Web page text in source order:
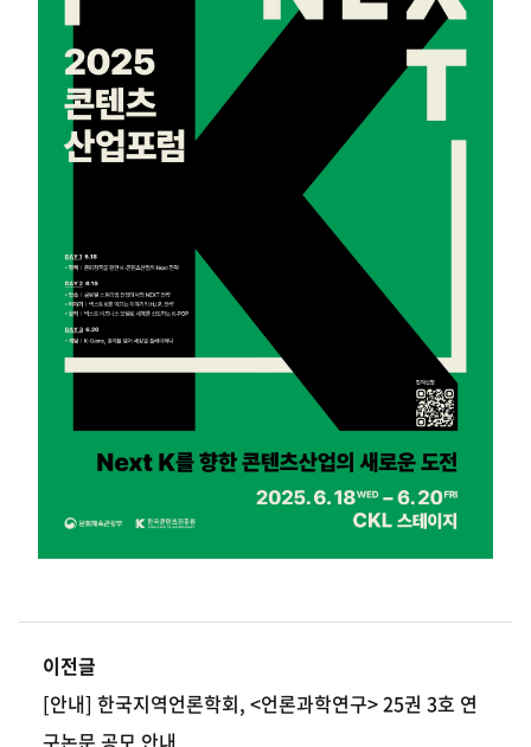
이전글
[안내] 한국지역언론학회, <언론과학연구> 25권 3호 연
구논문 공모 안내